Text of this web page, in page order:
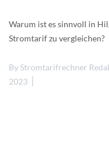
Warum ist es sinnvoll in
Stromtarif zu vergleichen?
By Stromtarifrechner
2023